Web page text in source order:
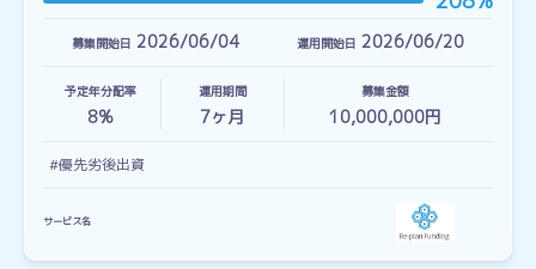
募集開始日 2026/06/04 運用開始日 2026/06/20
予定年分配率
8%
運用期間
7ヶ月
募集金額
10,000,000円
#優先劣後出資
サービス名